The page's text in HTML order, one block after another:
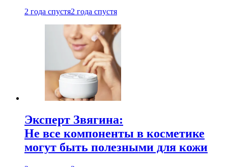
2 года спустя2 года спустя
Эксперт Звягина:
Не все компоненты в косметике
могут быть полезными для кожи